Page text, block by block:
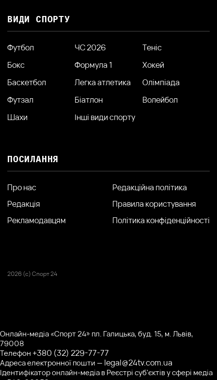
ВИДИ СПОРТУ
Футбол ЧС 2026
Теніс
Бокс
Формула 1
Хокей
Баскетбол
Легка атлетика
Олімпіада
Футзал
Біатлон
Волейбол
Шахи
Інші види спорту
ПОСИЛАННЯ
Про нас
Редакція
Рекламодавцям
Редакційна політика
Правила користування
Політика конфіденційності
2026 (с) Спорт 24
Онлайн-медіа «Спорт 24» пл. Галицька, буд. 15, м. Львів,
79008
Телефон +380 (32) 229-77-77
Адреса електронної пошти — legal@24tv.com.ua
Ідентифікатор онлайн-медіа в Реєстрі суб'єктів у сфері медіа